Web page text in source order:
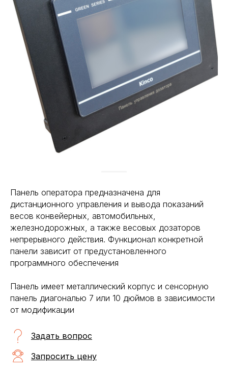
Панель оператора предназначена для
дистанционного управления и вывода показаний
весов конвейерных, автомобильных,
железнодорожных, а также весовых дозаторов
непрерывного действия. Функционал конкретной
панели зависит от предустановленного
программного обеспечения
Панель имеет металлический корпус и сенсорную
панель диагональю 7 или 10 дюймов в зависимости
от модификации
Задать вопрос
Запросить цену